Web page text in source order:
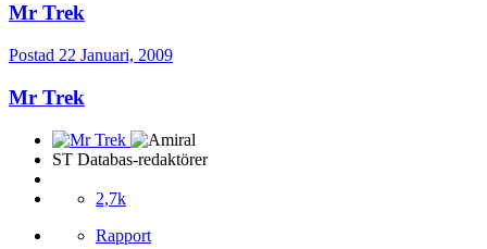
Mr Trek
Postad 22 Januari, 2009
Mr Trek
ST Databas-redaktörer
2,7k
Rapport